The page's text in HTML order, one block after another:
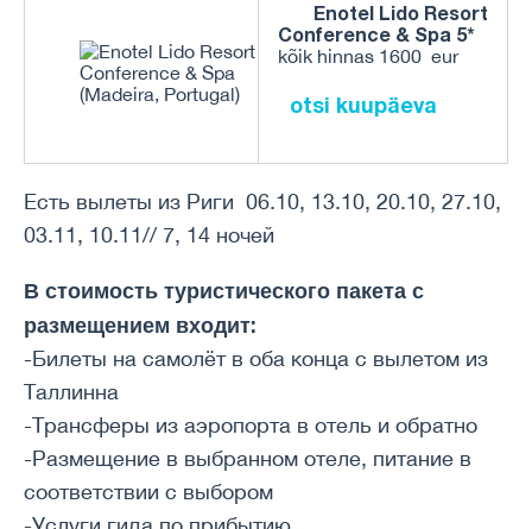
Enotel Lido Resort
Conference & Spa 5*
kõik hinnas 1600 eur
otsi kuupäeva
Есть вылеты из Риги 06.10, 13.10, 20.10, 27.10,
03.11, 10.11// 7, 14 ночей
В стоимость туристического пакета с
размещением входит:
-Билеты на самолёт в оба конца с вылетом из
Таллинна
-Трансферы из аэропорта в отель и обратно
-Размещение в выбранном отеле, питание в
соответствии с выбором